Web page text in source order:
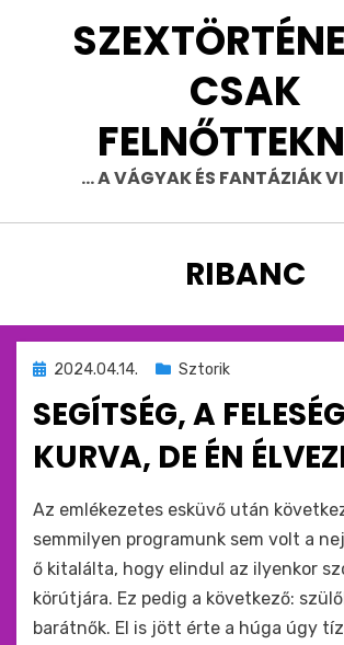
CSAK
… A VÁGYAK ÉS FANTÁZIÁK
CÍMKE
:
RIBANC
Beküldve
:
2024.04.14. Sztorik
SEGÍTSÉG, A
KURVA, DE ÉN
monkey
Az emlékezetes esküvő után
semmilyen programunk sem volt a
ő kitalálta, hogy elindul az ilyenkor
körútjára. Ez pedig a következő:
barátnők. El is jött érte a húga úgy